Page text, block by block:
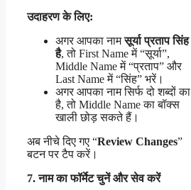
उदाहरण के लिए:
अगर आपका नामसूर्या प्रताप सिंह
है, तो First Name में “सूर्या”,
Middle Name में “प्रताप” और
Last Name में “सिंह” भरें।
अगर आपका नाम सिर्फ दो शब्दों का
है, तो Middle Name का बॉक्स
खाली छोड़ सकते हैं।
अब नीचे दिए गए “Review Changes”
बटन पर टैप करें।
7. नाम का फॉर्मेट चुनें और सेव करें